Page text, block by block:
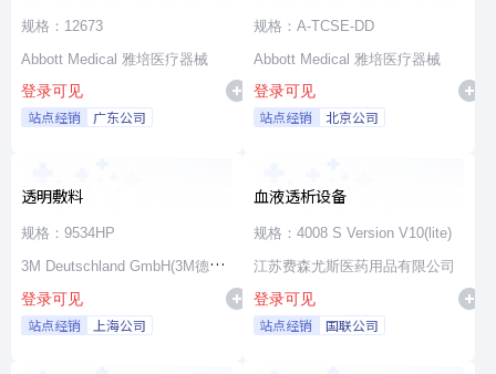
规格：12673
Abbott Medical 雅培医疗器械
登录可见
站点经销 广东公司
消融导管
规格：A-TCSE-DD
Abbott Medical 雅培医疗器械
登录可见
站点经销 北京公司
透明敷料
规格：9534HP
3M Deutschland GmbH(3M德国
公司)
登录可见
站点经销 上海公司
血液透析设备
规格：4008 S Version V10(lite)
江苏费森尤斯医药用品有限公司
登录可见
站点经销 国联公司